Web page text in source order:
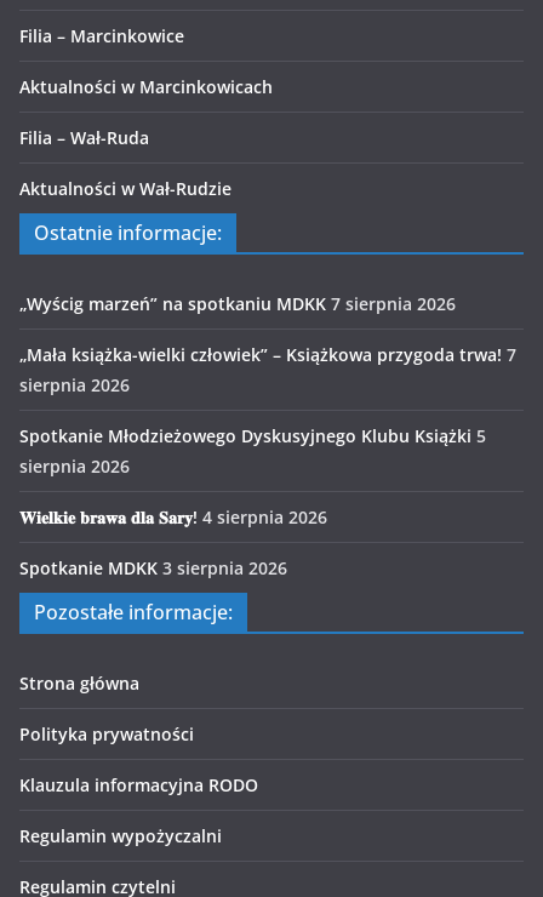
Filia – Marcinkowice
Aktualności w Marcinkowicach
Filia – Wał-Ruda
Aktualności w Wał-Rudzie
Ostatnie informacje:
„Wyścig marzeń” na spotkaniu MDKK 7 sierpnia 2026
„Mała książka-wielki człowiek” – Książkowa przygoda trwa! 7
sierpnia 2026
Spotkanie Młodzieżowego Dyskusyjnego Klubu Książki 5
sierpnia 2026
𝐖𝐢𝐞𝐥𝐤𝐢𝐞 𝐛𝐫𝐚𝐰𝐚 𝐝𝐥𝐚 𝐒𝐚𝐫𝐲! 4 sierpnia 2026
Spotkanie MDKK 3 sierpnia 2026
Pozostałe informacje:
Strona główna
Polityka prywatności
Klauzula informacyjna RODO
Regulamin wypożyczalni
Regulamin czytelni